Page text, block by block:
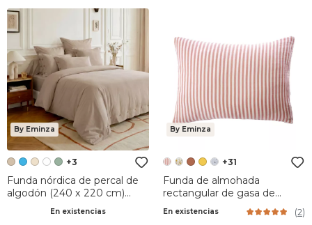
By Eminza
+3
Funda nórdica de percal de
algodón (240 x 220 cm)
Diane BeigeEn existencias
By Eminza
+31
Funda de almohada
rectangular de gasa de
algodón (50 x 70 cm) Gaïa
rayas Albaricoque
En existencias (2)